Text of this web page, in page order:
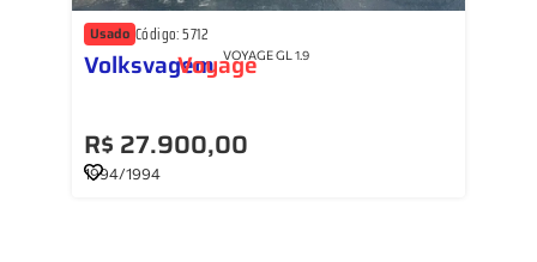
Usado Código: 5712
VolksvagemVoyageVOYAGE GL 1.9
R$ 27.900,00
1994/1994